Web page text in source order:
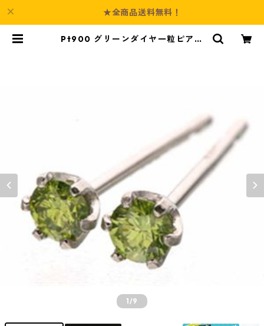
★全商品送料無料！
Pt900 グリーンダイヤ一粒ピアス
1/9